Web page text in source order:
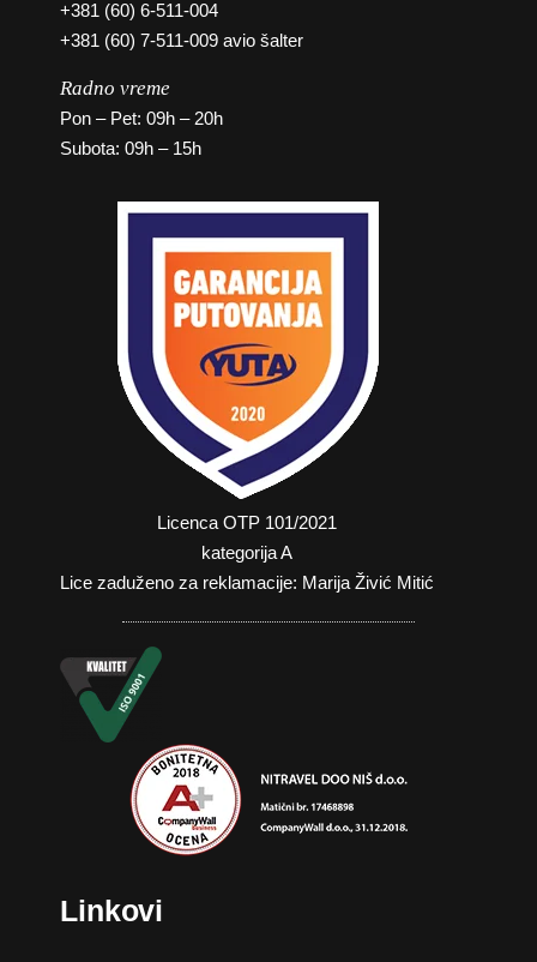
+381 (60) 6-511-004
+381 (60) 7-511-009 avio šalter
Radno vreme
Pon – Pet: 09h – 20h
Subota: 09h – 15h
Licenca OTP 101/2021
kategorija A
Lice zaduženo za reklamacije: Marija Živić Mitić
Linkovi